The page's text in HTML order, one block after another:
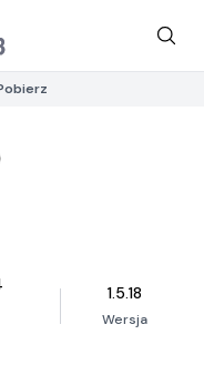
1.5.18
Wersja